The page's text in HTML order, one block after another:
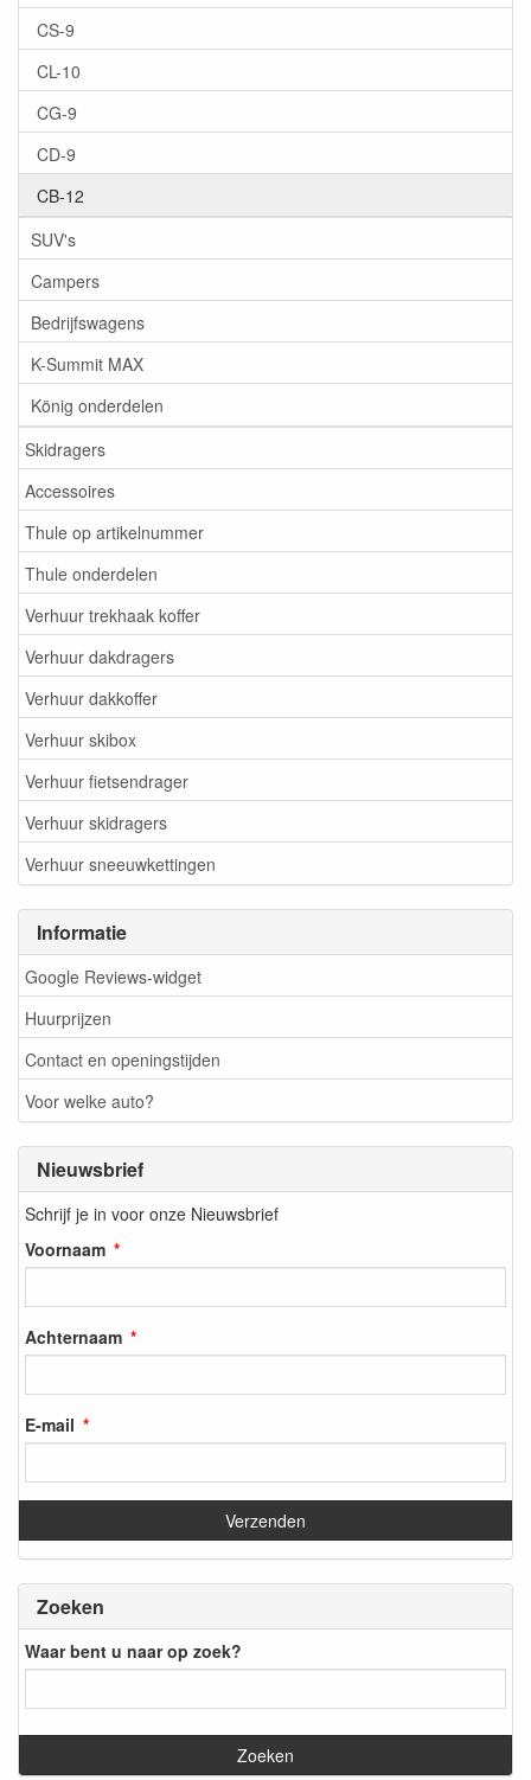
CS-9
CL-10
CG-9
CD-9
CB-12
SUV's
Campers
Bedrijfswagens
K-Summit MAX
König onderdelen
Skidragers
Accessoires
Thule op artikelnummer
Thule onderdelen
Verhuur trekhaak koffer
Verhuur dakdragers
Verhuur dakkoffer
Verhuur skibox
Verhuur fietsendrager
Verhuur skidragers
Verhuur sneeuwkettingen
Informatie
Google Reviews-widget
Huurprijzen
Contact en openingstijden
Voor welke auto?
Nieuwsbrief
Schrijf je in voor onze Nieuwsbrief
Voornaam
Achternaam
E-mail
Zoeken
Waar bent u naar op zoek?